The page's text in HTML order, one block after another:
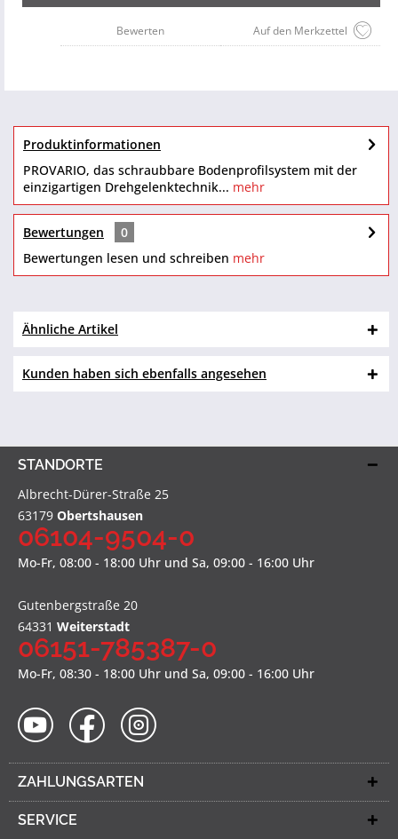
Auf den Merkzettel
Bewerten
Produktinformationen
PROVARIO, das schraubbare Bodenprofilsystem mit der
einzigartigen Drehgelenktechnik... mehr
Bewertungen
0
Bewertungen lesen und schreiben mehr
Ähnliche Artikel
Kunden haben sich ebenfalls angesehen
STANDORTE
Albrecht-Dürer-Straße 25
63179 Obertshausen
06104-9504-0
Mo-Fr, 08:00 - 18:00 Uhr und Sa, 09:00 - 16:00 Uhr
Gutenbergstraße 20
64331 Weiterstadt
06151-785387-0
Mo-Fr, 08:30 - 18:00 Uhr und Sa, 09:00 - 16:00 Uhr
ZAHLUNGSARTEN
SERVICE